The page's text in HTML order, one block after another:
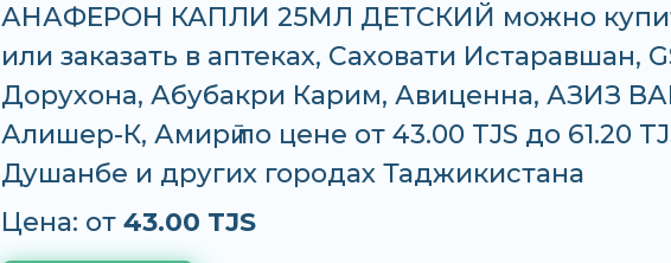
АНАФЕРОН КАПЛИ 25МЛ ДЕТСКИЙ можно
или заказать в аптеках, Саховати Истаравшан,
Дорухона, Абубакри Карим, Авиценна, АЗИЗ
Алишер-К, Амирӣ по цене от 43.00 TJS до 61.20
Душанбе и других городах Таджикистана
Цена: от 43.00 TJS